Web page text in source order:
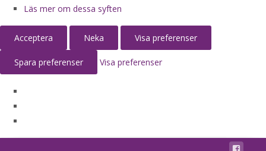
Läs mer om dessa syften
Acceptera Neka Visa preferenser
Spara preferenser Visa preferenser